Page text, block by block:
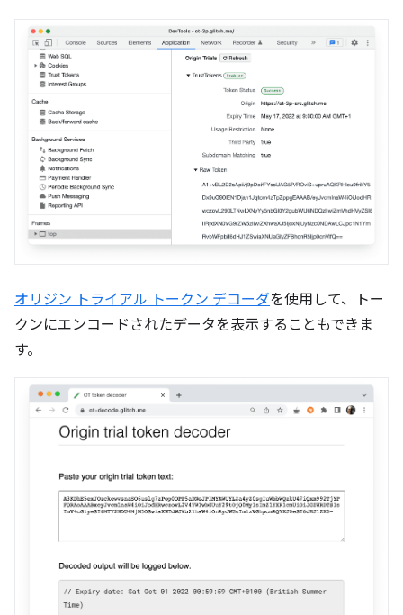
オリジン トライアル トークン デコーダを使用して、トー
クンにエンコードされたデータを表示することもできま
す。